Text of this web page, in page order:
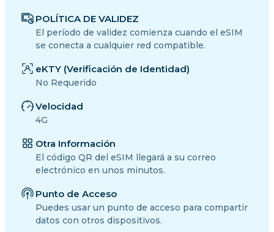
POLÍTICA DE VALIDEZ
El período de validez comienza cuando el eSIM
se conecta a cualquier red compatible.
eKTY (Verificación de Identidad)
No Requerido
Velocidad
4G
Otra Información
El código QR del eSIM llegará a su correo
electrónico en unos minutos.
Punto de Acceso
Puedes usar un punto de acceso para compartir
datos con otros dispositivos.